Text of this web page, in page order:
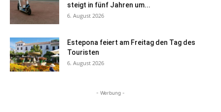
steigt in fünf Jahren um...
6. August 2026
Estepona feiert am Freitag den Tag des
Touristen
6. August 2026
- Werbung -